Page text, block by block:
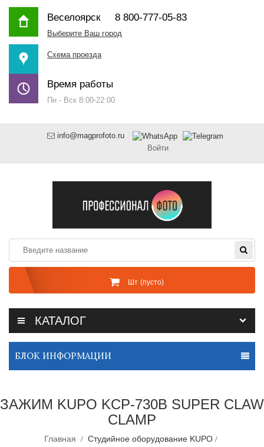
Веселоярск8 800-777-05-83
Выберите Ваш город
Схема проезда
Время работы
Пн - Вск 8:00-22:00
info@magprofoto.ru
Войти
Шт (пусто)
КАТАЛОГ
БЛОК ИНФОРМАЦИИ
ЗАЖИМ KUPO KCP-730B SUPER CLAW
CLAMP
Главная
Студийное оборудование KUPO